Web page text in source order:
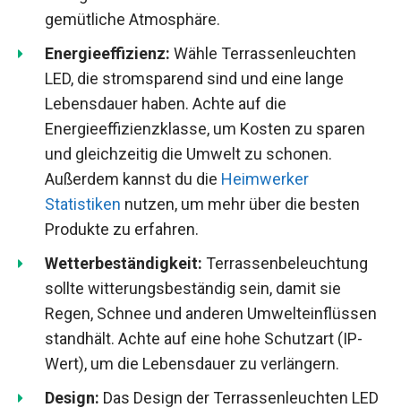
gemütliche Atmosphäre.
Energieeffizienz: Wähle Terrassenleuchten
LED, die stromsparend sind und eine lange
Lebensdauer haben. Achte auf die
Energieeffizienzklasse, um Kosten zu sparen
und gleichzeitig die Umwelt zu schonen.
Außerdem kannst du die Heimwerker
Statistiken nutzen, um mehr über die besten
Produkte zu erfahren.
Wetterbeständigkeit: Terrassenbeleuchtung
sollte witterungsbeständig sein, damit sie
Regen, Schnee und anderen Umwelteinflüssen
standhält. Achte auf eine hohe Schutzart (IP-
Wert), um die Lebensdauer zu verlängern.
Design: Das Design der Terrassenleuchten LED